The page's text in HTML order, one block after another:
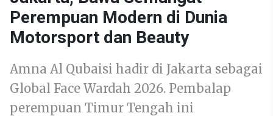
Perempuan Modern di Dunia
Motorsport dan Beauty
Amna Al Qubaisi hadir di Jakarta sebagai
Global Face Wardah 2026. Pembalap
perempuan Timur Tengah ini